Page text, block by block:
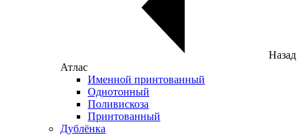
Назад
Атлас
Именной принтованный
Однотонный
Поливискоза
Принтованный
Дублёнка